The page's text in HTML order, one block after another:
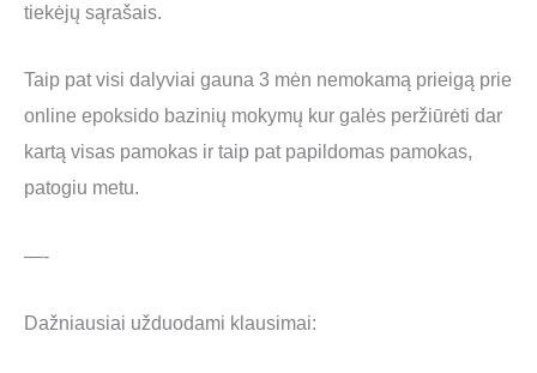
tiekėjų sąrašais.
Taip pat visi dalyviai gauna 3 mėn nemokamą prieigą prie
online epoksido bazinių mokymų kur galės peržiūrėti dar
kartą visas pamokas ir taip pat papildomas pamokas,
patogiu metu.
—-
Dažniausiai užduodami klausimai: